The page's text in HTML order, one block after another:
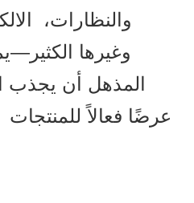
والنظارات،
وغيرها
المذهل أن يجذب
عرضًا فعالاً